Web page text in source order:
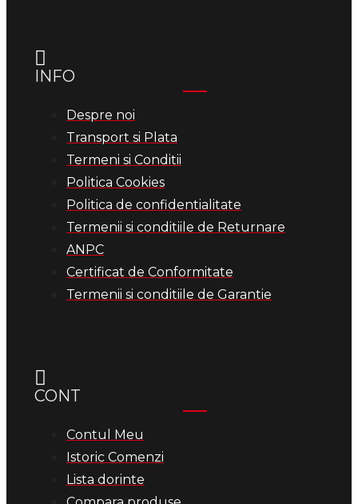
INFO
Despre noi
Transport si Plata
Termeni si Conditii
Politica Cookies
Politica de confidentialitate
Termenii si conditiile de Returnare
ANPC
Certificat de Conformitate
Termenii si conditiile de Garantie
CONT
Contul Meu
Istoric Comenzi
Lista dorinte